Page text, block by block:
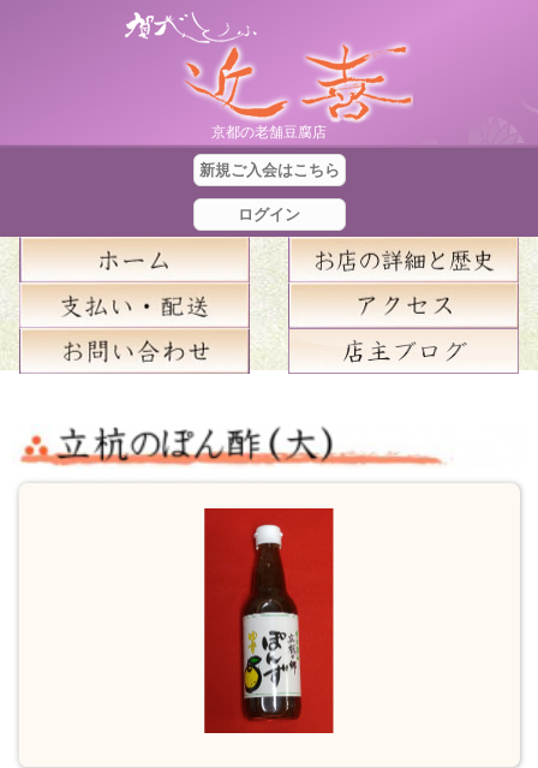
京都の老舗豆腐店
新規ご入会はこちら
ログイン
計
金